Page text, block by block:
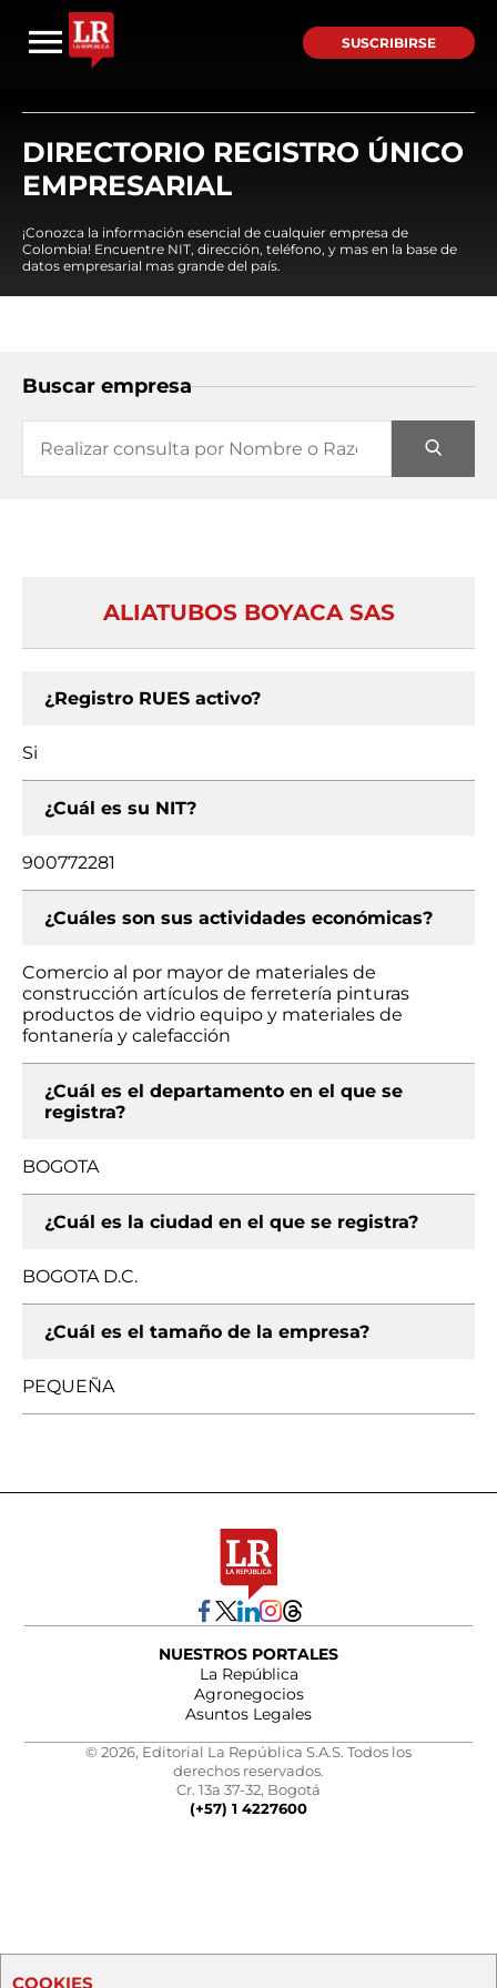
SUSCRIBIRSE
DIRECTORIO REGISTRO ÚNICO
EMPRESARIAL
¡Conozca la información esencial de cualquier empresa de
Colombia! Encuentre NIT, dirección, teléfono, y mas en la base de
datos empresarial mas grande del país.
Buscar empresa
ALIATUBOS BOYACA SAS
¿Registro RUES activo?
Si
¿Cuál es su NIT?
900772281
¿Cuáles son sus actividades económicas?
Comercio al por mayor de materiales de
construcción artículos de ferretería pinturas
productos de vidrio equipo y materiales de
fontanería y calefacción
¿Cuál es el departamento en el que se
registra?
BOGOTA
¿Cuál es la ciudad en el que se registra?
BOGOTA D.C.
¿Cuál es el tamaño de la empresa?
PEQUEÑA
NUESTROS PORTALES
La República
Agronegocios
Asuntos Legales
© 2026, Editorial La República S.A.S. Todos los
derechos reservados.
Cr. 13a 37-32, Bogotá
(+57) 1 4227600
COOKIES